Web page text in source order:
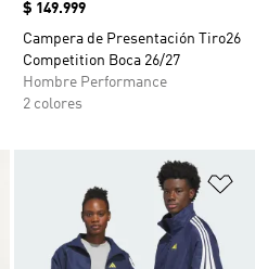
Precio
$ 149.999
Campera de Presentación Tiro26
Competition Boca 26/27
Hombre Performance
2 colores
Añadir a la lista de deseos